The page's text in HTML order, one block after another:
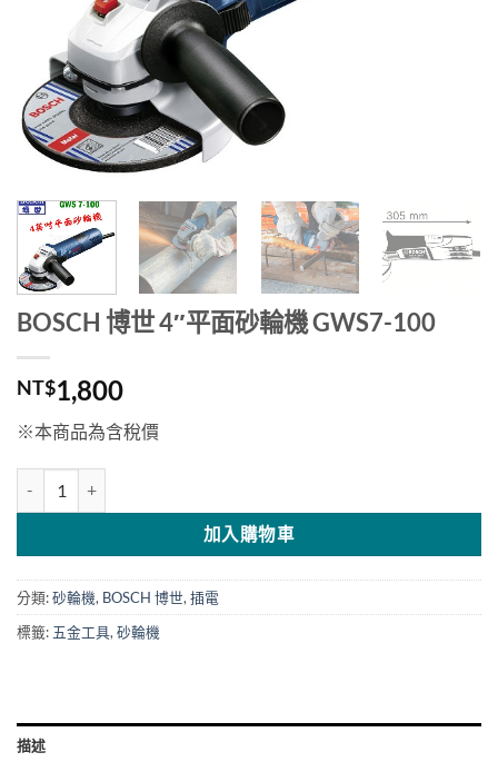
BOSCH 博世 4″平面砂輪機 GWS7-100
NT$1,800
※本商品為含稅價
加入購物車
分類:砂輪機, BOSCH 博世, 插電
標籤: 五金工具, 砂輪機
描述